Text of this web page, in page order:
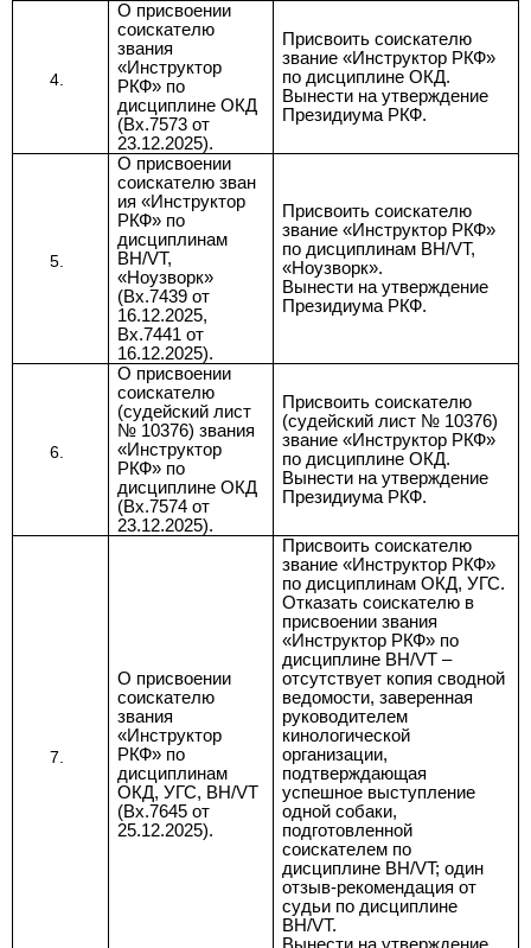
О присвоении
соискателю
звания
«Инструктор
РКФ» по
дисциплине ОКД
(Вх.7573 от
23.12.2025).
Присвоить соискателю
звание«Инструктор РКФ»
по дисциплине ОКД.
Вынести на утверждение
Президиума РКФ.
О присвоении
соискателю зван
ия «Инструктор
РКФ» по
дисциплинам
BH/VT,
«Ноузворк»
(Вх.7439 от
16.12.2025,
Вх.7441 от
16.12.2025).
Присвоить соискателю
звание«Инструктор РКФ»
по дисциплинам BH/VT,
«Ноузворк».
Вынести на утверждение
Президиума РКФ.
О присвоении
соискателю
(судейский лист
№ 10376) звания
«Инструктор
РКФ» по
дисциплине ОКД
(Вх.7574 от
23.12.2025).
Присвоить соискателю
(судейский лист № 10376)
звание«Инструктор РКФ»
по дисциплине ОКД.
Вынести на утверждение
Президиума РКФ.
О присвоении
соискателю
звания
«Инструктор
РКФ» по
дисциплинам
ОКД, УГС, BH/VT
(Вх.7645 от
25.12.2025).
Присвоить соискателю
звание«Инструктор РКФ»
по дисциплинам ОКД, УГС.
Отказать соискателю в
присвоении звания
«Инструктор РКФ» по
дисциплине BH/VT –
отсутствует копия сводной
ведомости, заверенная
руководителем
кинологической
организации,
подтверждающая
успешное выступление
одной собаки,
подготовленной
соискателем по
дисциплине BH/VT; один
отзыв-рекомендация от
судьи по дисциплине
BH/VT.